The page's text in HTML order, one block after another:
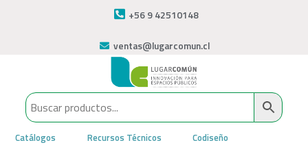
+56 9 42510148
ventas@lugarcomun.cl
Catálogos Recursos Técnicos Codiseño